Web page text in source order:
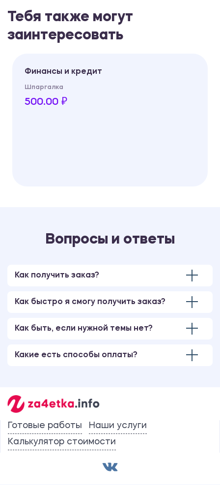
Тебя также могут
заинтересовать
Финансы и кредит
Шпаргалка
500.00 ₽
Вопросы и ответы
Как получить заказ?
Как быстро я смогу получить заказ?
Как быть, если нужной темы нет?
Какие есть способы оплаты?
Готовые работы
Наши услуги
Калькулятор стоимости